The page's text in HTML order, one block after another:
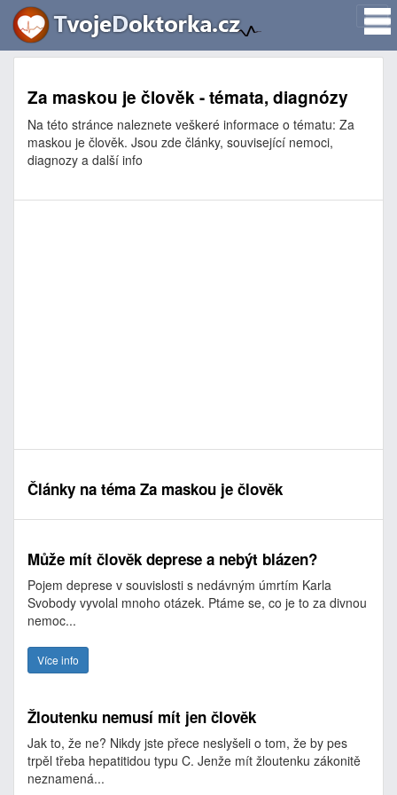
Za maskou je člověk - témata, diagnózy
Na této stránce naleznete veškeré informace o tématu: Za
maskou je člověk. Jsou zde články, související nemoci,
diagnozy a další info
Články na téma Za maskou je člověk
Může mít člověk deprese a nebýt blázen?
Pojem deprese v souvislosti s nedávným úmrtím Karla
Svobody vyvolal mnoho otázek. Ptáme se, co je to za divnou
nemoc...
Více info
Žloutenku nemusí mít jen člověk
Jak to, že ne? Nikdy jste přece neslyšeli o tom, že by pes
trpěl třeba hepatitidou typu C. Jenže mít žloutenku zákonitě
neznamená...